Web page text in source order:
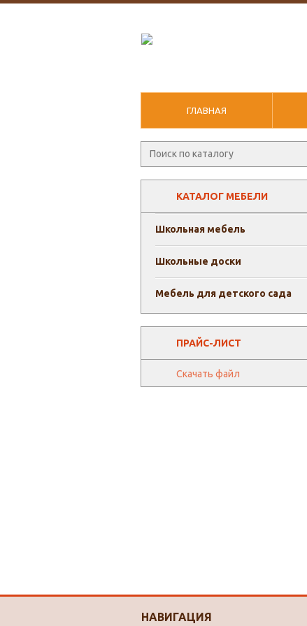
ГЛАВНАЯ
КАТАЛОГ МЕБЕЛИ
Школьная мебель
Школьные доски
Мебель для детского сада
ПРАЙС-ЛИСТ
Скачать файл
НАВИГАЦИЯ